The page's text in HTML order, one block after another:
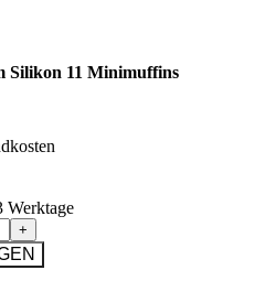
Silikon 11 Minimuffins
Werktage
+